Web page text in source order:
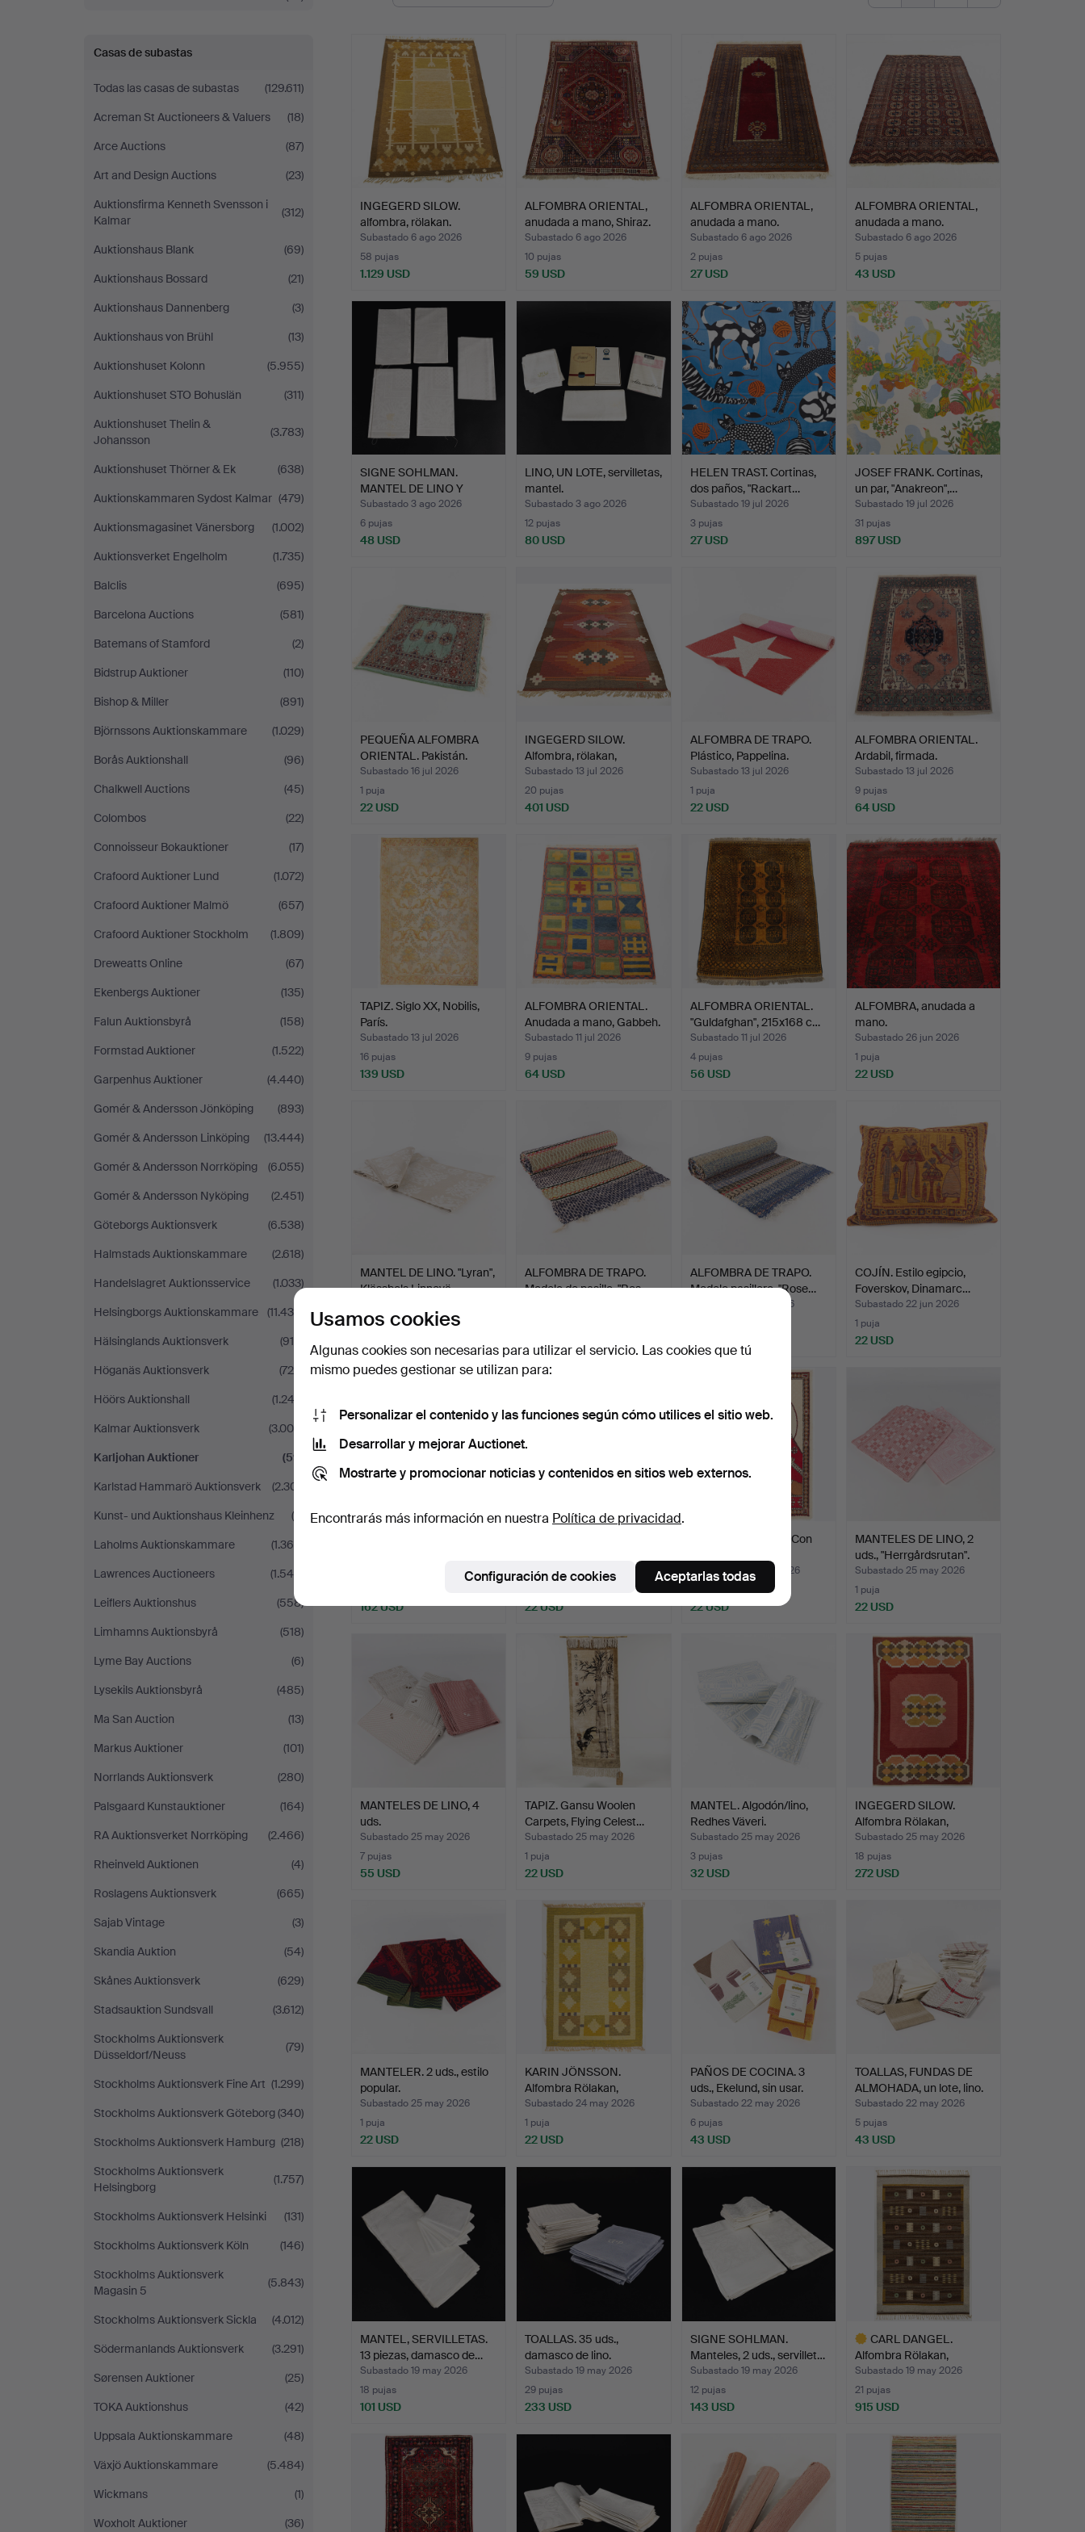
Casas de subastas
Todas las casas de subastas
(129.611)
Acreman St Auctioneers & Valuers
(18)
Arce Auctions
(87)
Art and Design Auctions
(23)
Auktionsfirma Kenneth Svensson i
Kalmar
(312)
Auktionshaus Blank
(69)
Auktionshaus Bossard
(21)
Auktionshaus Dannenberg
(3)
Auktionshaus von Brühl
(13)
Auktionshuset Kolonn
(5.955)
Auktionshuset STO Bohuslän
(311)
Auktionshuset Thelin &
Johansson
(3.783)
Auktionshuset Thörner & Ek
(638)
Auktionskammaren Sydost Kalmar (479)
Auktionsmagasinet Vänersborg
(1.002)
Auktionsverket Engelholm
(1.735)
Balclis
(695)
Barcelona Auctions
(581)
Batemans of Stamford
(2)
Bidstrup Auktioner
(110)
Bishop & Miller
(891)
Björnssons Auktionskammare
(1.029)
Borås Auktionshall
(96)
Chalkwell Auctions
(45)
Colombos
(22)
Connoisseur Bokauktioner
(17)
Crafoord Auktioner Lund
(1.072)
Crafoord Auktioner Malmö
(657)
Crafoord Auktioner Stockholm
(1.809)
Dreweatts Online
(67)
Ekenbergs Auktioner
(135)
Falun Auktionsbyrå
(158)
Formstad Auktioner
(1.522)
Garpenhus Auktioner
(4.440)
Gomér & Andersson Jönköping
(893)
Gomér & Andersson Linköping
(13.444)
Gomér & Andersson Norrköping
(6.055)
Gomér & Andersson Nyköping
(2.451)
Göteborgs Auktionsverk
(6.538)
Halmstads Auktionskammare
(2.618)
Handelslagret Auktionsservice
(1.033)
Helsingborgs Auktionskammare
(11.430)
Hälsinglands Auktionsverk
(915)
Höganäs Auktionsverk
(726)
Höörs Auktionshall
(1.243)
Kalmar Auktionsverk
(3.004)
Karljohan Auktioner
(59)
Karlstad Hammarö Auktionsverk
(2.301)
Kunst- und Auktionshaus Kleinhenz
(9)
Laholms Auktionskammare
(1.364)
Lawrences Auctioneers
(1.546)
Leiflers Auktionshus
(558)
Limhamns Auktionsbyrå
(518)
Lyme Bay Auctions
(6)
Lysekils Auktionsbyrå
(485)
Ma San Auction
(13)
Markus Auktioner
(101)
Norrlands Auktionsverk
(280)
Palsgaard Kunstauktioner
(164)
RA Auktionsverket Norrköping
(2.466)
Rheinveld Auktionen
(4)
Roslagens Auktionsverk
(665)
Sajab Vintage
(3)
Skandia Auktion
(54)
Skånes Auktionsverk
(629)
Stadsauktion Sundsvall
(3.612)
Stockholms Auktionsverk
Düsseldorf/Neuss
(79)
Stockholms Auktionsverk Fine Art (1.299)
Stockholms Auktionsverk Göteborg(340)
Stockholms Auktionsverk Hamburg (218)
Stockholms Auktionsverk
Helsingborg
(1.757)
Stockholms Auktionsverk Helsinki
(131)
Stockholms Auktionsverk Köln
(146)
Stockholms Auktionsverk
Magasin 5
(5.843)
Stockholms Auktionsverk Sickla
(4.012)
Södermanlands Auktionsverk
(3.291)
Sørensen Auktioner
(25)
TOKA Auktionshus
(42)
Uppsala Auktionskammare
(48)
Växjö Auktionskammare
(5.484)
Wickmans
(1)
Woxholt Auktioner
(36)
remate
INGEGERD SILOW.
alfombra, rölakan.
Subastado 6 ago 2026
58 pujas
1.129 USD
ALFOMBRA ORIENTAL,
anudada a mano, Shiraz.
Subastado 6 ago 2026
10 pujas
59 USD
ALFOMBRA ORIENTAL,
anudada a mano.
Subastado 6 ago 2026
2 pujas
27 USD
ALFOMBRA ORIENTAL,
anudada a mano.
Subastado 6 ago 2026
5 pujas
43 USD
SIGNE SOHLMAN.
MANTEL DE LINO Y
SERVILLETA…
Subastado 3 ago 2026
6 pujas
48 USD
LINO, UN LOTE, servilletas,
mantel.
Subastado 3 ago 2026
12 pujas
80 USD
HELEN TRAST. Cortinas,
dos paños, "Rackart…
Subastado 19 jul 2026
3 pujas
27 USD
JOSEF FRANK. Cortinas,
un par, "Anakreon",…
Subastado 19 jul 2026
31 pujas
897 USD
PEQUEÑA ALFOMBRA
ORIENTAL. Pakistán.
Subastado 16 jul 2026
1 puja
22 USD
INGEGERD SILOW.
Alfombra, rölakan,
firmada…
Subastado 13 jul 2026
20 pujas
401 USD
ALFOMBRA DE TRAPO.
Plástico, Pappelina.
Subastado 13 jul 2026
1 puja
22 USD
ALFOMBRA ORIENTAL.
Ardabil, firmada.
Subastado 13 jul 2026
9 pujas
64 USD
TAPIZ. Siglo XX, Nobilis,
París.
Subastado 13 jul 2026
16 pujas
139 USD
ALFOMBRA ORIENTAL.
Anudada a mano, Gabbeh.
Subastado 11 jul 2026
9 pujas
64 USD
ALFOMBRA ORIENTAL.
"Guldafghan", 215x168 c…
Subastado 11 jul 2026
4 pujas
56 USD
ALFOMBRA, anudada a
mano.
Subastado 26 jun 2026
1 puja
22 USD
MANTEL DE LINO. "Lyran",
Klässbols Linnevä…
6 pujas
ALFOMBRA DE TRAPO.
Modelo de pasillo, "Ros…
ALFOMBRA DE TRAPO.
Modelo pasillero, "Rose…
Subastado 22 jun 2026
COJÍN. Estilo egipcio,
Foverskov, Dinamarc…
Subastado 22 jun 2026
1 puja
22 USD
162 USD
Subastado 7 jun 2026
22 USD
ALFOMBRA/TAPIZ. Con
Subastado 25 may 2026
22 USD
MANTELES DE LINO, 2
uds., "Herrgårdsrutan".
Subastado 25 may 2026
1 puja
22 USD
MANTELES DE LINO, 4
uds.
Subastado 25 may 2026
7 pujas
55 USD
TAPIZ. Gansu Woolen
Carpets, Flying Celest…
Subastado 25 may 2026
1 puja
22 USD
MANTEL. Algodón/lino,
Redhes Väveri.
Subastado 25 may 2026
3 pujas
32 USD
INGEGERD SILOW.
Alfombra Rölakan,
firmada.
Subastado 25 may 2026
18 pujas
272 USD
MANTELER. 2 uds., estilo
popular.
Subastado 25 may 2026
1 puja
22 USD
KARIN JÖNSSON.
Alfombra Rölakan,
firmada.
Subastado 24 may 2026
1 puja
22 USD
PAÑOS DE COCINA. 3
uds., Ekelund, sin usar.
Subastado 22 may 2026
6 pujas
43 USD
TOALLAS, FUNDAS DE
ALMOHADA, un lote, lino.
Subastado 22 may 2026
5 pujas
43 USD
MANTEL, SERVILLETAS.
13 piezas, damasco de…
Subastado 19 may 2026
18 pujas
101 USD
TOALLAS. 35 uds.,
damasco de lino.
Subastado 19 may 2026
29 pujas
233 USD
SIGNE SOHLMAN.
Manteles, 2 uds., servillet…
Subastado 19 may 2026
12 pujas
143 USD
CARL DANGEL.
Alfombra Rölakan,
firmada.
Subastado 19 may 2026
21 pujas
915 USD
seleccionado
Usamos cookies
Algunas cookies son necesarias para utilizar el servicio. Las cookies que tú
mismo puedes gestionar se utilizan para:
Personalizar el contenido y las funciones según cómo utilices el sitio web.
Desarrollar y mejorar Auctionet.
Mostrarte y promocionar noticias y contenidos en sitios web externos.
Encontrarás más información en nuestra Política de privacidad.
Configuración de cookies Aceptarlas todas